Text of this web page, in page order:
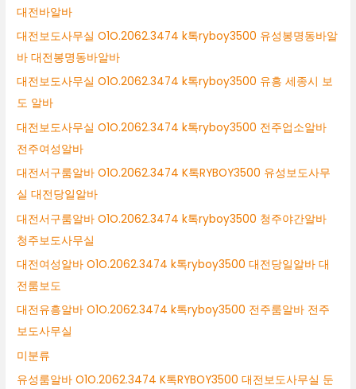
대전바알바
대전보도사무실 O1O.2062.3474 k톡ryboy3500 유성봉명동바알
바 대전봉명동바알바
대전보도사무실 O1O.2062.3474 k톡ryboy3500 유흥 세종시 보
도 알바
대전보도사무실 O1O.2062.3474 k톡ryboy3500 전주업소알바
전주여성알바
대전서구룸알바 O1O.2062.3474 K톡RYBOY3500 유성보도사무
실 대전당일알바
대전서구룸알바 O1O.2062.3474 k톡ryboy3500 청주야간알바
청주보도사무실
대전여성알바 O1O.2062.3474 k톡ryboy3500 대전당일알바 대
전룸보도
대전유흥알바 O1O.2062.3474 k톡ryboy3500 전주룸알바 전주
보도사무실
미분류
유성룸알바 O1O.2062.3474 K톡RYBOY3500 대전보도사무실 둔